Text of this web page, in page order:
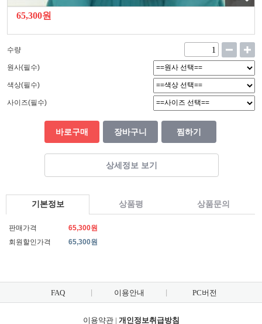
65,300원
수량
원사(필수)
색상(필수)
사이즈(필수)
바로구매 장바구니 찜하기
상세정보 보기
기본정보 상품평 상품문의
판매가격
65,300원
회원할인가격
65,300원
FAQ 이용안내 PC버전
이용약관| 개인정보취급방침